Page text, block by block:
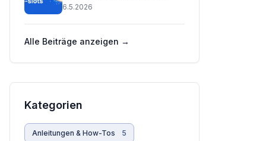
(Praktischer Leitfaden) 🕒
6.5.2026
Alle Beiträge anzeigen →
Kategorien
Anleitungen & How-Tos 5